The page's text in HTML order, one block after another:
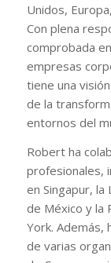
Unidos,
Con plena
comprobada
empresas
tiene una
de la
entornos del
Robert ha
profesionales,
en Singapur, la
de México y la
York. Además,
de varias